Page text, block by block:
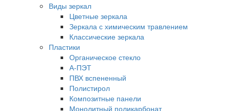
Виды зеркал
Цветные зеркала
Зеркала с химическим травлением
Классические зеркала
Пластики
Органическое стекло
А-ПЭТ
ПВХ вспененный
Полистирол
Композитные панели
Монолитный поликарбонат